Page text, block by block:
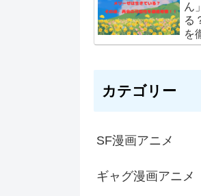
ん
る
を
カテゴリー
SF漫画アニメ
ギャグ漫画アニメ